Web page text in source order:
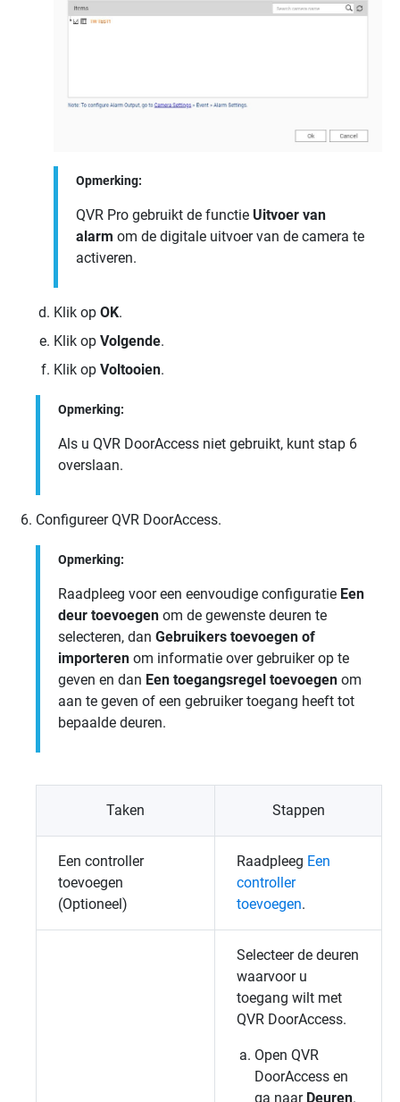
Opmerking:
QVR Pro gebruikt de functie Uitvoer van
alarm om de digitale uitvoer van de camera te
activeren.
Klik op OK.
Klik op Volgende.
Klik op Voltooien.
Opmerking:
Als u QVR DoorAccess niet gebruikt, kunt stap 6
overslaan.
ConfigureerQVR DoorAccess.
Opmerking:
Raadpleeg voor een eenvoudige configuratie Een
deur toevoegen om de gewenste deuren te
selecteren, dan Gebruikers toevoegen of
importeren om informatie over gebruiker op te
geven en dan Een toegangsregel toevoegen om
aan te geven of een gebruiker toegang heeft tot
bepaalde deuren.
Taken Stappen
Een controller
toevoegen
(Optioneel)
Raadpleeg Een
controller
toevoegen.
Selecteer de deuren
waarvoor u
toegang wilt met
QVR DoorAccess.
Open QVR
DoorAccess en
ga naar Deuren.